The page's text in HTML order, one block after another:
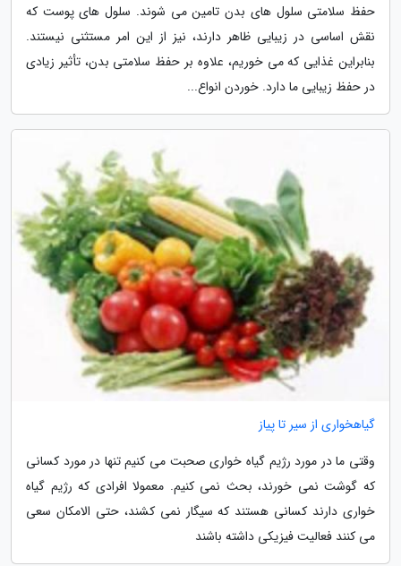
حفظ سلامتی سلول های بدن تامین می شوند. سلول های پوست که
نقش اساسی در زیبایی ظاهر دارند، نیز از این امر مستثنی نیستند.
بنابراین غذایی که می خوریم، علاوه بر حفظ سلامتی بدن، تأثیر زیادی
در حفظ زیبایی ما دارد. خوردن انواع...
گیاهخواری از سیر تا پیاز
وقتی ما در مورد رژیم گیاه خواری صحبت می کنیم تنها در مورد کسانی
که گوشت نمی خورند، بحث نمی کنیم. معمولا افرادی که رژیم گیاه
خواری دارند کسانی هستند که سیگار نمی کشند، حتی الامکان سعی
می کنند فعالیت فیزیکی داشته باشند